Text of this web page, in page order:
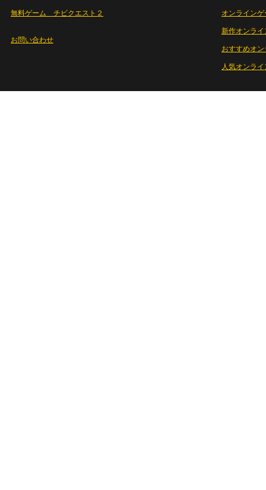
無料ゲーム チビクエスト２
お問い合わせ
オンライン
新作オンライ
おすすめオ
人気オンラ